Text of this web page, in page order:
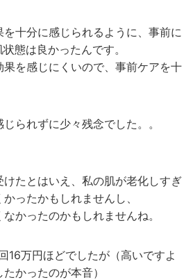
十分に感じられるように、事前に
態は良かったんです。
果を感じにくいので、事前ケアを十
られずに少々残念でした。。
たとはいえ、私の肌が老化しすぎ
ったかもしれませんし、
かったのかもしれませんね。
16万円ほどでしたが（高いですよ
かったのが本音）